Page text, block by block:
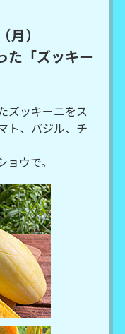
）
た「ズッキー
ズッキーニをス
ト、バジル、チ
ウで。